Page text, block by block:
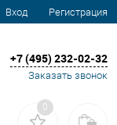
Вход Регистрация
+7 (495) 232-02-32
Заказать звонок
0